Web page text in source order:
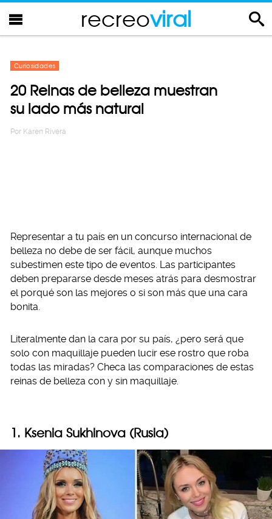
recreoviral
Curiosidades
20 Reinas de belleza muestran
su lado más natural
Por Karen Rivera
Representar a tu país en un concurso internacional de
belleza no debe de ser fácil, aunque muchos
subestimen este tipo de eventos. Las participantes
deben prepararse desde meses atrás para desmostrar
el porqué son las mejores o si son más que una cara
bonita.
Literalmente dan la cara por su país, ¿pero será que
solo con maquillaje pueden lucir ese rostro que roba
todas las miradas? Checa las comparaciones de estas
reinas de belleza con y sin maquillaje.
1. Ksenia Sukhinova (Rusia)